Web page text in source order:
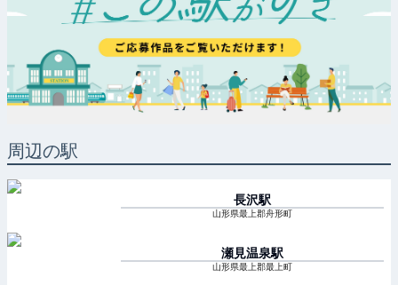
周辺の駅
長沢駅
山形県最上郡舟形町
瀬見温泉駅
山形県最上郡最上町